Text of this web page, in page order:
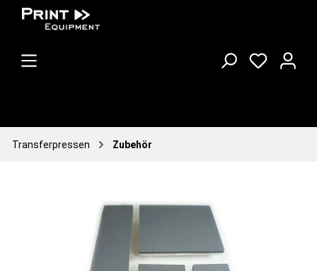
Transferpressen Zubehör